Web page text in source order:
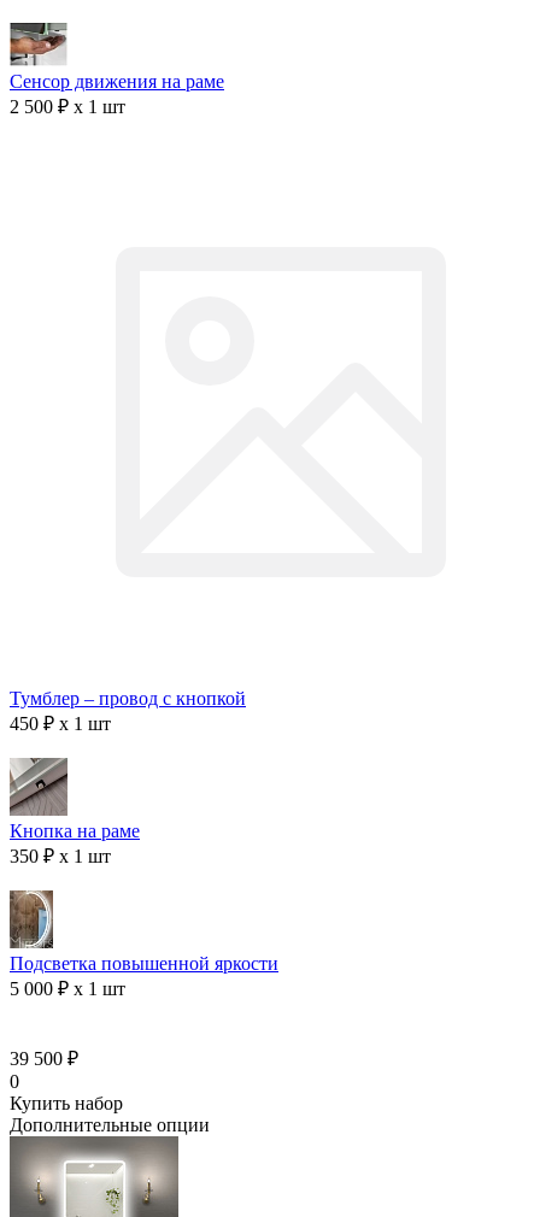
Сенсор движения на раме
2 500 ₽ x 1 шт
Тумблер – провод с кнопкой
450 ₽ x 1 шт
Кнопка на раме
350 ₽ x 1 шт
Подсветка повышенной яркости
5 000 ₽ x 1 шт
39 500 ₽
0
Купить набор
Дополнительные опции